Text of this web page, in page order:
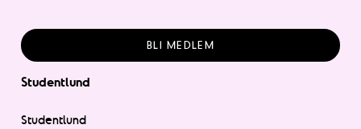
BLI MEDLEM
Studentlund
Studentlund